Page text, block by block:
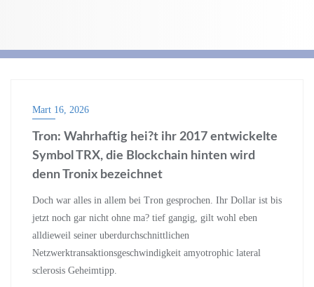
Mart 16, 2026
Tron: Wahrhaftig hei?t ihr 2017 entwickelte
Symbol TRX, die Blockchain hinten wird
denn Tronix bezeichnet
Doch war alles in allem bei Tron gesprochen. Ihr Dollar ist bis
jetzt noch gar nicht ohne ma? tief gangig, gilt wohl eben
alldieweil seiner uberdurchschnittlichen
Netzwerktransaktionsgeschwindigkeit amyotrophic lateral
sclerosis Geheimtipp.